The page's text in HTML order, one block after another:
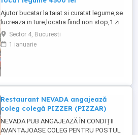
Ajutor bucatar la taiat si curatat legume,se
lucreaza in ture,locatia fiind non stop,1 zi
da 1 zi nu,locatia se afla in sectorul 4,se
acorda 1 masa calda zilnic,cartieru
Berceni,cu experienta salariul 4300 lei net
Sector 4, Bucuresti
1 ianuarie
Restaurant NEVADA angajează
coleg colegă PIZZER (PIZZAR)
NEVADA PUB ANGAJEAZĂ ÎN CONDIȚII
AVANTAJOASE COLEG PENTRU POSTUL